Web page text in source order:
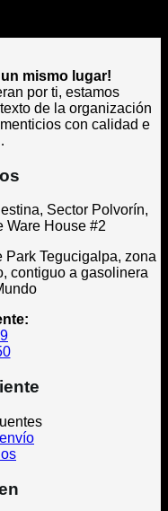
mismo lugar!
por ti, estamos
de la organización
con calidad e
Sector Polvorín,
Ware House #2
Park Tegucigalpa, zona
contiguo a gasolinera